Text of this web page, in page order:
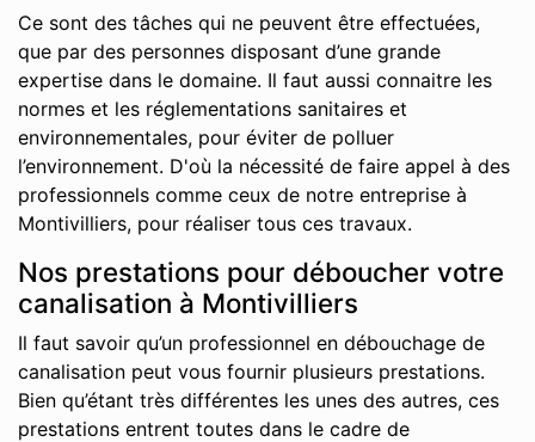
Ce sont des tâches qui ne peuvent être effectuées,
que par des personnes disposant d’une grande
expertise dans le domaine. Il faut aussi connaitre les
normes et les réglementations sanitaires et
environnementales, pour éviter de polluer
l’environnement. D'où la nécessité de faire appel à des
professionnels comme ceux de notre entreprise à
Montivilliers, pour réaliser tous ces travaux.
Nos prestations pour déboucher votre
canalisation à Montivilliers
Il faut savoir qu’un professionnel en débouchage de
canalisation peut vous fournir plusieurs prestations.
Bien qu’étant très différentes les unes des autres, ces
prestations entrent toutes dans le cadre de